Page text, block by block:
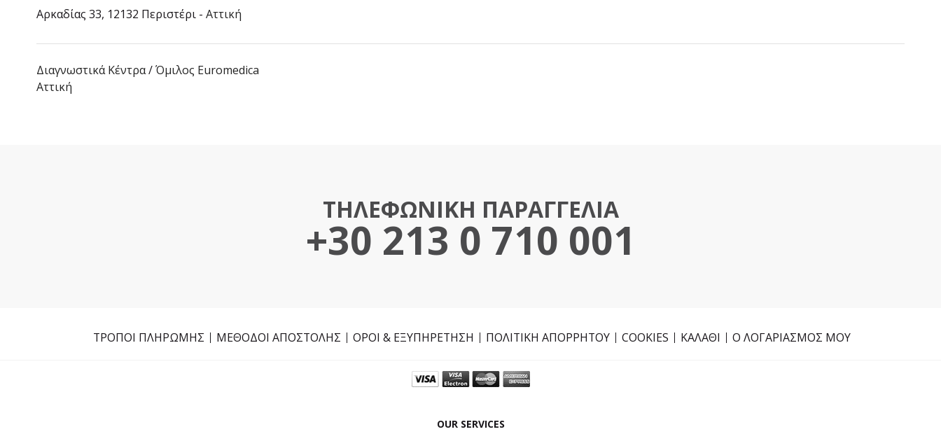
Αρκαδίας 33, 12132 Περιστέρι - Αττική
Διαγνωστικά Κέντρα/Όμιλος Euromedica
Αττική
ΤΗΛΕΦΩΝΙΚΗ ΠΑΡΑΓΓΕΛΙΑ
+30 213 0 710 001
ΤΡΟΠΟΙ ΠΛΗΡΩΜΗΣ ΜΕΘΟΔΟΙ ΑΠΟΣΤΟΛΗΣ ΟΡΟΙ & ΕΞΥΠΗΡΕΤΗΣΗ ΠΟΛΙΤΙΚΗ ΑΠΟΡΡΗΤΟΥ COOKIES ΚΑΛΑΘΙ Ο ΛΟΓΑΡΙΑΣΜΟΣ ΜΟΥ
OUR SERVICES